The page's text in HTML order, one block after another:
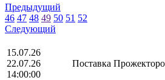
Предыдущий
46 47 48 49 50 51 52
Следующий
15.07.26
22.07.26
14:00:00
Поставка